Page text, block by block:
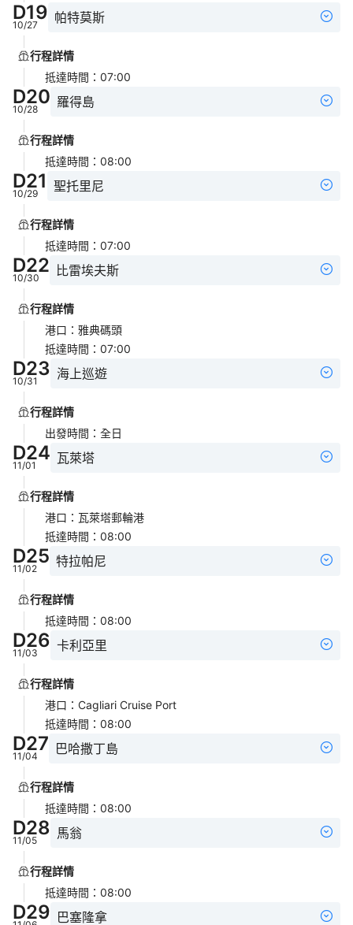
D19
10/27 帕特莫斯
行程詳情
抵達時間 ： 07:00
D20
10/28 羅得島
行程詳情
抵達時間 ： 08:00
D21
10/29 聖托里尼
行程詳情
抵達時間 ： 07:00
D22
10/30 比雷埃夫斯
行程詳情
港口 ： 雅典碼頭
抵達時間 ： 07:00
D23
10/31 海上巡遊
行程詳情
出發時間 ： 全日
D24
11/01 瓦萊塔
行程詳情
港口 ： 瓦萊塔郵輪港
抵達時間 ： 08:00
D25
11/02 特拉帕尼
行程詳情
抵達時間 ： 08:00
D26
11/03 卡利亞里
行程詳情
港口 ： Cagliari Cruise Port
抵達時間 ： 08:00
D27
11/04 巴哈撒丁島
行程詳情
抵達時間 ： 08:00
D28
11/05 馬翁
行程詳情
抵達時間 ： 08:00
D29 巴塞隆拿